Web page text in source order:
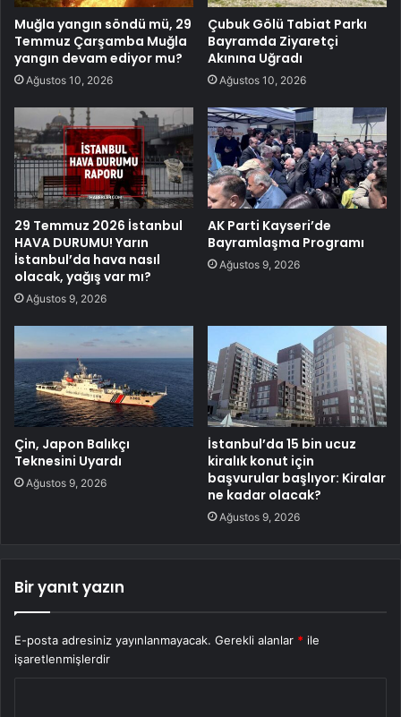
Muğla yangın söndü mü, 29
Temmuz Çarşamba Muğla
yangın devam ediyor mu?
Ağustos 10, 2026
Çubuk Gölü Tabiat Parkı
Bayramda Ziyaretçi
Akınına Uğradı
Ağustos 10, 2026
29 Temmuz 2026 İstanbul
HAVA DURUMU! Yarın
İstanbul’da hava nasıl
olacak, yağış var mı?
Ağustos 9, 2026
AK Parti Kayseri’de
Bayramlaşma Programı
Ağustos 9, 2026
Çin, Japon Balıkçı
Teknesini Uyardı
Ağustos 9, 2026
İstanbul’da 15 bin ucuz
kiralık konut için
başvurular başlıyor: Kiralar
ne kadar olacak?
Ağustos 9, 2026
Bir yanıt yazın
E-posta adresiniz yayınlanmayacak. Gerekli alanlar * ile
işaretlenmişlerdir